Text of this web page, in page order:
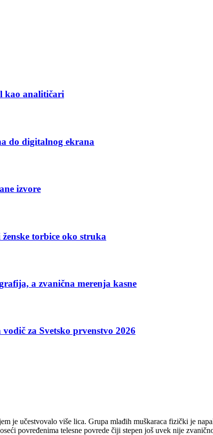
kao analitičari
do digitalnog ekrana
izvore
torbice oko struka
a zvanična merenja kasne
za Svetsko prvenstvo 2026
je učestvovalo više lica. Grupa mlađih muškaraca fizički je
povređenima telesne povrede čiji stepen još uvek nije